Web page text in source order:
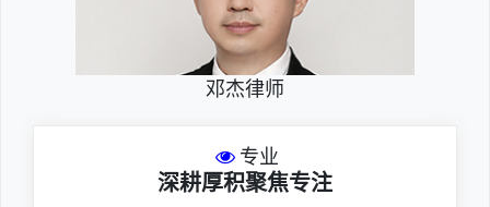
邓杰律师
专业
深耕厚积聚焦专注